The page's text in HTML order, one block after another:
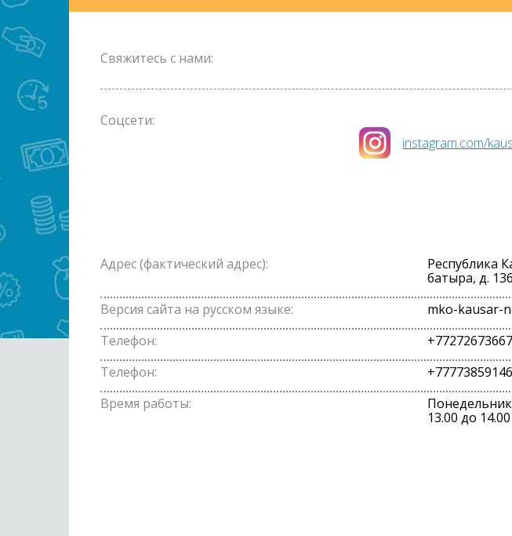
Свяжитесь с нами:
Соцсети:
instagram.com/
Адрес (фактический адрес):
Республика
батыра, д.
Версия сайта на русском языке:
mko-kausar-
Телефон:
+77272673667
Телефон:
+77773859146
Время работы:
13.00 до 14.00